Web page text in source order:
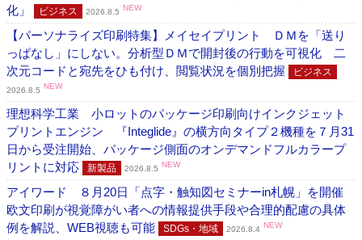
化」
ビジネス 2026.8.5 NEW
【パーソナライズ印刷特集】メイセイプリント ＤＭを「送り
っぱなし」にしない。分析型ＤＭで開封後の行動を可視化 二
次元コードと宛先をひも付け、閲覧状況を個別把握
ビジネス
2026.8.5 NEW
理想科学工業 小ロットのパッケージ印刷向けインクジェット
プリントエンジン 『Integlide』の横方向タイプ２機種を７月31
日から受注開始、パッケージ側面のオンデマンドフルカラープ
リントに対応
新製品 2026.8.5 NEW
アイワード ８月20日「点字・触知図セミナーin札幌」を開催
欧文印刷が視覚障がい者への情報提供手段や合理的配慮の具体
例を解説、WEB視聴も可能
SDGs・地域 2026.8.4 NEW